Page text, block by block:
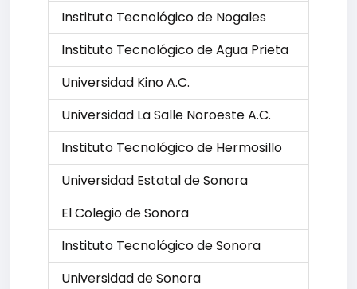
Instituto Tecnológico de Nogales
Instituto Tecnológico de Agua Prieta
Universidad Kino A.C.
Universidad La Salle Noroeste A.C.
Instituto Tecnológico de Hermosillo
Universidad Estatal de Sonora
El Colegio de Sonora
Instituto Tecnológico de Sonora
Universidad de Sonora